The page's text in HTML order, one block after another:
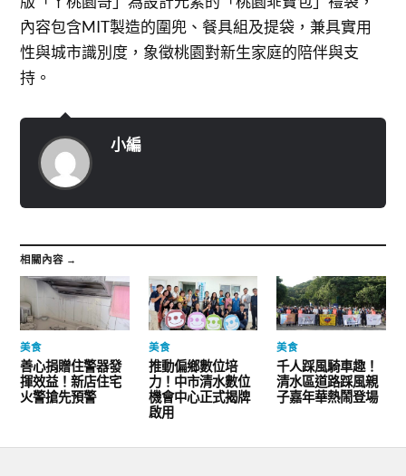
內容包含MIT製造的圍兜、餐具組及提袋，兼具實用
性與城市識別度，象徵桃園對新生家庭的陪伴與支
持。
小編
相關內容 →
美食
善心捐贈住警器發
揮效益！新店住宅
火警搶先預警
美食
推動偏鄉數位培
力！中市清水數位
機會中心正式揭牌
啟用
美食
千人踩風騎車趣！
清水區道路踩風親
子嘉年華熱鬧登場